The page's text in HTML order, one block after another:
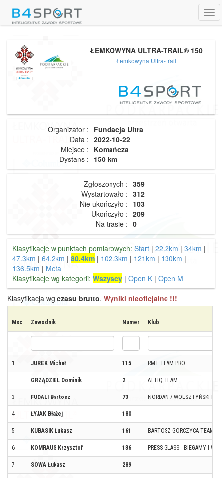
ŁEMKOWYNA ULTRA-TRAIL® 150
Łemkowyna Ultra-Trail
Organizator : Fundacja Ultra
Data : 2022-10-22
Miejsce : Komańcza
Dystans : 150 km
Zgłoszonych : 359
Wystartowało : 312
Nie ukończyło : 103
Ukończyło : 209
Na trasie : 0
Klasyfikacje w punktach pomiarowych: Start | 22.2km | 34km |
47.3km | 64.2km | 80.4km | 102.3km | 121km | 130km |
136.5km | Meta
Klasyfikacje wg kategorii: Wszyscy | Open K | Open M
Klasyfikacja wg czasu brutto. Wyniki nieoficjalne !!!
Msc Zawodnik Numer Klub
1 JUREK Michał 115 RMT TEAM PRO
GRZĄDZIEL Dominik 2 ATTIQ TEAM
3 FUDALI Bartosz 73 NORDAN / WOLSZTYŃSKI
4 ŁYJAK Błażej 180
5 KUBASIK Łukasz 161 BARTOSZ GORCZYCA TEAM
6 KOMRAUS Krzysztof 136 PRESS GLASS - BIEGAMY I
7 SOWA Łukasz 289